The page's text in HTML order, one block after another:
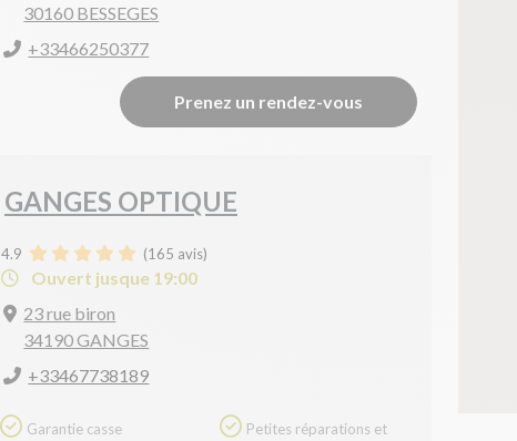
30160 BESSEGES
+33466250377
Prenez un rendez-vous
GANGES OPTIQUE
4.9 (165 avis)
Ouvert jusque 19:00
23 rue biron
34190 GANGES
+33467738189
Garantie casse